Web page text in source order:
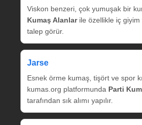
Viskon benzeri, çok yumuşak bir
Kumaş Alanlarile özellikle iç giyim
talep görür.
Jarse
Esnek örme kumaş, tişört ve spor
kumas.org platformunda Parti
tarafından sık alımı yapılır.